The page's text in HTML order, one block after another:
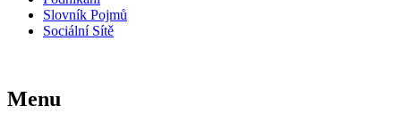
Slovník Pojmů
Sociální Sítě
Menu